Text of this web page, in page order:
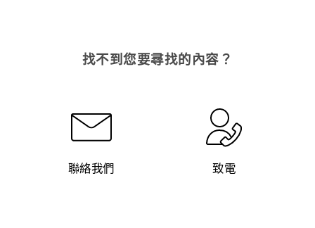
找不到您要尋找的內容？
聯絡我們 致電